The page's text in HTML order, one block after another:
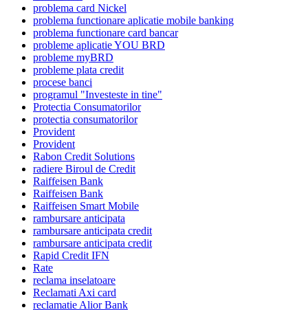
problema card Nickel
problema functionare aplicatie mobile banking
problema functionare card bancar
probleme aplicatie YOU BRD
probleme myBRD
probleme plata credit
procese banci
programul "Investeste in tine"
Protectia Consumatorilor
protectia consumatorilor
Provident
Provident
Rabon Credit Solutions
radiere Biroul de Credit
Raiffeisen Bank
Raiffeisen Bank
Raiffeisen Smart Mobile
rambursare anticipata
rambursare anticipata credit
rambursare anticipata credit
Rapid Credit IFN
Rate
reclama inselatoare
Reclamati Axi card
reclamatie Alior Bank